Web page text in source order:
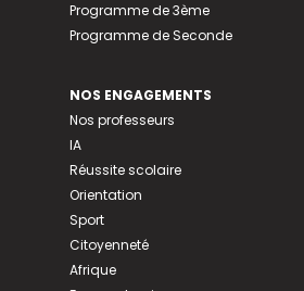
Programme de 3ème
Programme de Seconde
NOS ENGAGEMENTS
Nos professeurs
IA
Réussite scolaire
Orientation
Sport
Citoyenneté
Afrique